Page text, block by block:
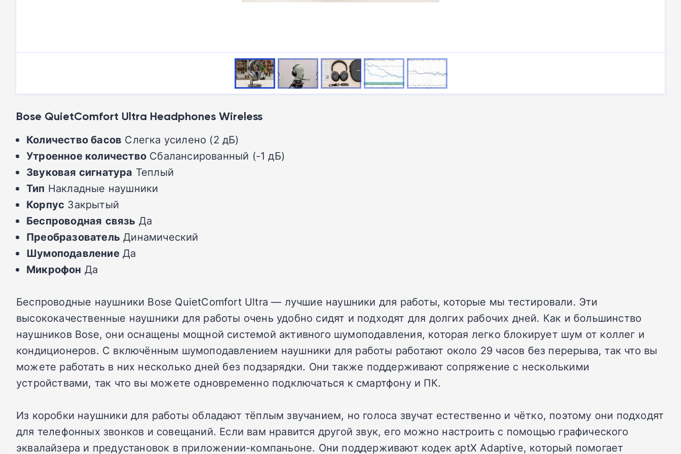
Bose QuietComfort Ultra Headphones Wireless
Количество басов Слегка усилено (2 дБ)
Утроенное количество Сбалансированный (-1 дБ)
Звуковая сигнатура Теплый
Тип Накладные наушники
Корпус Закрытый
Беспроводная связь Да
Преобразователь Динамический
ШумоподавлениеДа
Микрофон Да
Беспроводные наушники Bose QuietComfort Ultra — лучшие наушники для работы, которые мы тестировали. Эти
высококачественные наушники для работы очень удобно сидят и подходят для долгих рабочих дней. Как и большинство
наушников Bose, они оснащены мощной системой активного шумоподавления, которая легко блокирует шум от коллег и
кондиционеров. С включённым шумоподавлением наушники для работы работают около 29 часов без перерыва, так что вы
можете работать в них несколько дней без подзарядки. Они также поддерживают сопряжение с несколькими
устройствами, так что вы можете одновременно подключаться к смартфону и ПК.
Из коробки наушники для работы обладают тёплым звучанием, но голоса звучат естественно и чётко, поэтому они подходят
для телефонных звонков и совещаний. Если вам нравится другой звук, его можно настроить с помощью графического
эквалайзера и предустановок в приложении-компаньоне. Они поддерживают кодек aptX Adaptive, который помогает